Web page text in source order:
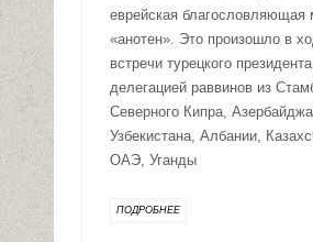
еврейская благословляющая
«анотен». Это произошло в
встречи турецкого
делегацией раввинов из
Северного Кипра,
Узбекистана, Албании,
ОАЭ, Уганды
ПОДРОБНЕЕ